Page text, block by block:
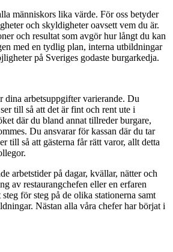
människors lika värde. För oss betyder
och skyldigheter oavsett vem du är.
och resultat som avgör hur långt du kan
med en tydlig plan, interna utbildningar
på Sveriges godaste burgarkedja.
dina arbetsuppgifter varierande. Du
till så att det är fint och rent ute i
där du bland annat tillreder burgare,
Du ansvarar för kassan där du tar
till så att gästerna får rätt varor, allt detta
arbetstider på dagar, kvällar, nätter och
av restaurangchefen eller en erfaren
för steg på de olika stationerna samt
Nästan alla våra chefer har börjat i